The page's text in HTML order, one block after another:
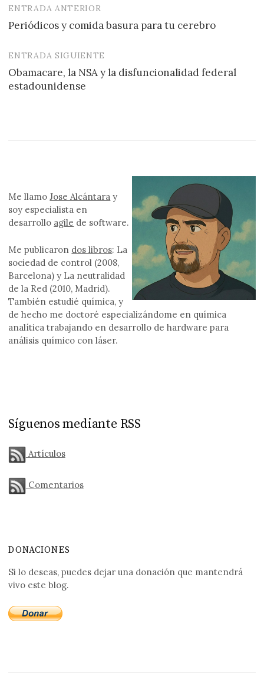
Navegación
de
entradas
ENTRADA ANTERIOR
Periódicos y comida basura para tu cerebro
ENTRADA SIGUIENTE
Obamacare, la NSA y la disfuncionalidad federal
estadounidense
Me llamoJose Alcántara y
soy especialista en
desarrollo agile de software.
Me publicaron dos libros: La
sociedad de control (2008,
Barcelona) y La neutralidad
de la Red (2010, Madrid).
También estudié química, y
de hecho me doctoré especializándome en química
analítica trabajando en desarrollo de hardware para
análisis químico con láser.
Síguenos mediante RSS
Artículos
Comentarios
DONACIONES
Si lo deseas, puedes dejar una donación que mantendrá
vivo este blog.